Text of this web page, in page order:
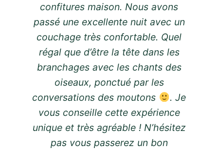
confitures maison. Nous avons
passé une excellente nuit avec un
couchage très confortable. Quel
régal que d’être la tête dans les
branchages avec les chants des
oiseaux, ponctué par les
conversations des moutons
. Je
vous conseille cette expérience
unique et très agréable ! N’hésitez
pas vous passerez un bon